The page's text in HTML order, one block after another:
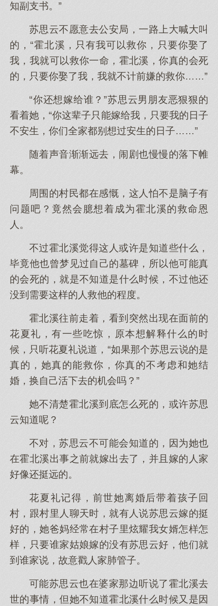
知副支书。”
苏思云不愿意去公安局，一路上大喊大叫
的，“霍北溪，只有我可以救你，只要你娶了
我，我就可以救你一命，霍北溪，你真的会死
的，只要你娶了我，我就不计前嫌的救你……”
“你还想嫁给谁？”苏思云男朋友恶狠狠的
看着她，“你这辈子只能嫁给我，只要我的日子
不安生，你们全家都别想过安生的日子……”
随着声音渐渐远去，闹剧也慢慢的落下帷
幕。
周围的村民都在感慨，这人怕不是脑子有
问题吧？竟然会臆想着成为霍北溪的救命恩
人。
不过霍北溪觉得这人或许是知道些什么，
毕竟他也曾梦见过自己的墓碑，所以他可能真
的会死的，就是不知道是什么时候，不过他还
没到需要这样的人救他的程度。
霍北溪往前走着，看到突然出现在面前的
花夏礼，有一些吃惊，原本想解释什么的时
候，只听花夏礼说道，“如果那个苏思云说的是
真的，她真的能救你，你真的不考虑和她结
婚，换自己活下去的机会吗？”
她不清楚霍北溪到底怎么死的，或许苏思
云知道呢？
不对，苏思云不可能会知道的，因为她也
在霍北溪出事之前就嫁出去了，并且嫁的人家
好像还挺远的。
花夏礼记得，前世她离婚后带着孩子回
村，跟村里人聊天时，就有人说苏思云嫁的挺
好的，她爸妈经常在村子里炫耀我女婿怎样怎
样，只要谁家姑娘嫁的没有苏思云好，他们就
到谁家说，故意戳人家肺管子。
可能苏思云也在婆家那边听说了霍北溪去
世的事情，但她不知道霍北溪什么时候又是因